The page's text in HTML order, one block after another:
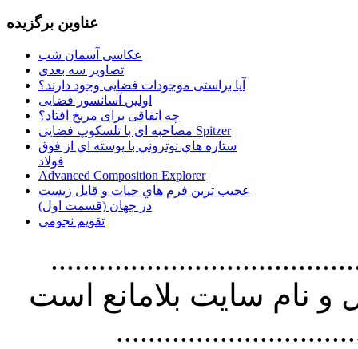
عناوین برگزیده
عکاسی آسمان شب
تصاویر سه بعدی
آیا براستی موجودات فضایی وجود دارند؟
اولین آسانسور فضایی
چه اتفاقی برای مریخ افتاد؟
مصاحبه ای با تلسکوپ فضایی Spitzer
ستاره هاي نوتروني با پوسته اي از فوق
فولاد
Advanced Composition Explorer
عجیب ترین فرم هاي حيات و قابل زيست
در جهان (قسمت اول)
تقویم نجومی
استفاده از
نام سايت بلامانع است